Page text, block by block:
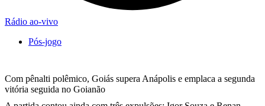
Rádio ao-vivo
Pós-jogo
Com pênalti polêmico, Goiás supera Anápolis e emplaca a segunda
vitória seguida no Goianão